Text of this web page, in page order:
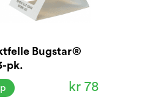
Bugstar®
pk.
kr 78